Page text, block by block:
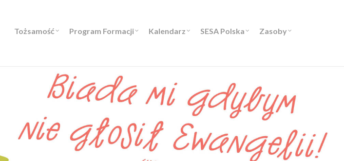
Tożsamość Program Formacji Kalendarz SESA Polska Zasoby